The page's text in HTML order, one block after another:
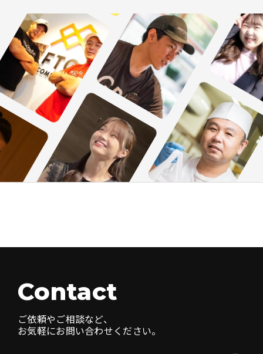
Contact
ご依頼やご相談など、
お気軽にお問い合わせください。